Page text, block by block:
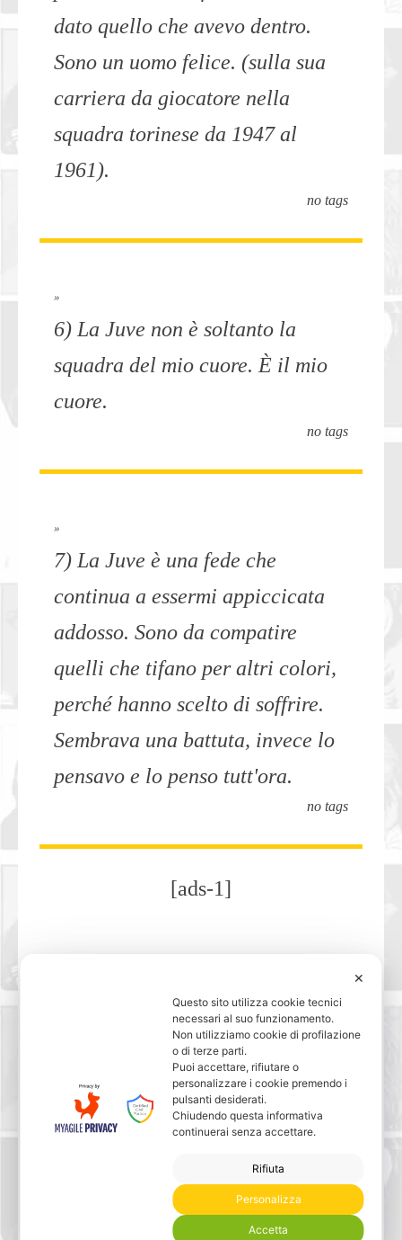
dato quello che avevo dentro.
Sono un uomo felice. (sulla sua
carriera da giocatore nella
squadra torinese da 1947 al
1961).
no tags
»
6) La Juve non è soltanto la
squadra del mio cuore. È il mio
cuore.
no tags
»
7) La Juve è una fede che
continua a essermi appiccicata
addosso. Sono da compatire
quelli che tifano per altri colori,
perché hanno scelto di soffrire.
Sembrava una battuta, invece lo
pensavo e lo penso tutt'ora.
no tags
[ads-1]
8) Il mio fuoriclasse era Scirea.
Parlava poco, eppure aveva
carisma. Era un piacere stare con
lui e in qualsiasi occasione, non
bella figura. Il giorno in cui ho
preso Scirea, per la prima e unica
✕
Questo sito utilizza cookie tecnici
necessari al suo funzionamento.
Non utilizziamo cookie di profilazione
o di terze parti.
Puoi accettare, rifiutare o
personalizzare i cookie premendo i
pulsanti desiderati.
Chiudendo questa informativa
continuerai senza accettare.
Accetta
Rifiuta
Personalizza